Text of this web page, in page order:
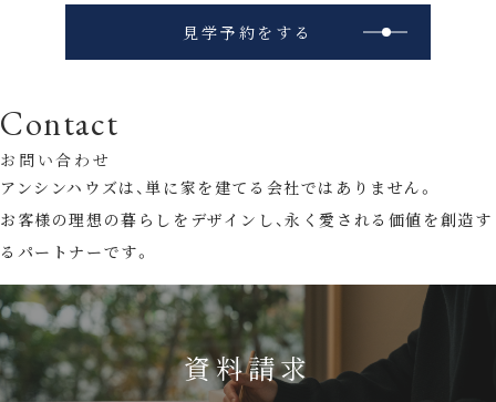
見学予約をする
Contact
お問い合わせ
アンシンハウズは、単に家を建てる会社ではありません。
お客様の理想の暮らしをデザインし、永く愛される価値を創造す
るパートナーです。
資料請求